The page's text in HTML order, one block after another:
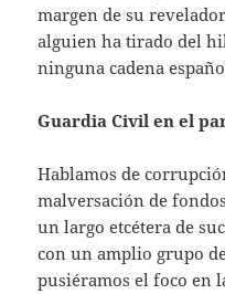
margen de su
alguien ha tirado del
ninguna cadena
Guardia Civil en el
Hablamos de
malversación de
un largo etcétera de
con un amplio grupo
pusiéramos el foco en